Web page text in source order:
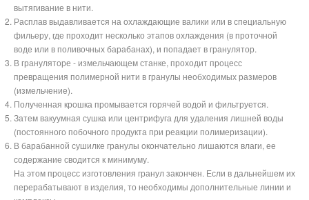
вытягивание в нити.
Расплав выдавливается на охлаждающие валики или в специальную
фильеру, где проходит несколько этапов охлаждения (в проточной
воде или в поливочных барабанах), и попадает в гранулятор.
В грануляторе - измельчающем станке, проходит процесс
превращения полимерной нити в гранулы необходимых размеров
(измельчение).
Полученная крошка промывается горячей водой и фильтруется.
Затем вакуумная сушка или центрифуга для удаления лишней воды
(постоянного побочного продукта при реакции полимеризации).
В барабанной сушилке гранулы окончательно лишаются влаги, ее
содержание сводится к минимуму.
На этом процесс изготовления гранул закончен. Если в дальнейшем их
перерабатывают в изделия, то необходимы дополнительные линии и